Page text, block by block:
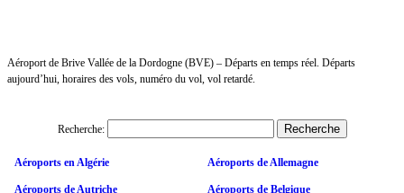
Aéroport de Brive Vallée de la Dordogne (BVE) – Départs en temps réel. Départs
aujourd’hui, horaires des vols, numéro du vol, vol retardé.
Recherche:
Aéroports en Algérie Aéroports de Allemagne
Aéroports de Autriche Aéroports de Belgique